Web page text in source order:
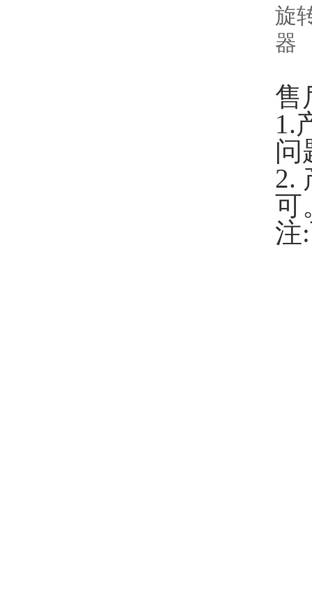
售
1.
问
2.
可
注